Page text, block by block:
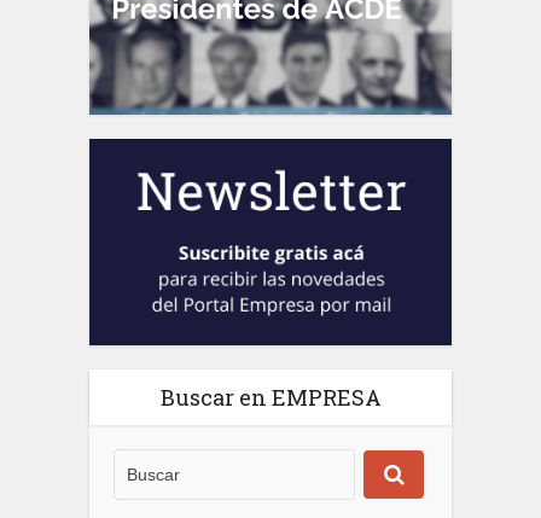
Buscar en EMPRESA